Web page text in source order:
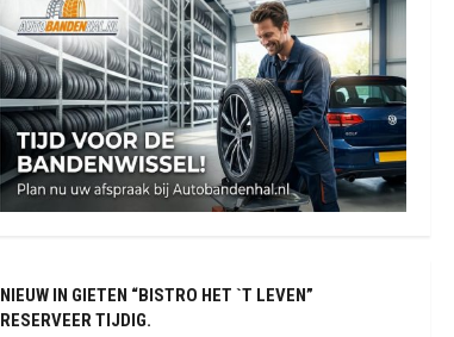
NIEUW IN GIETEN “BISTRO HET `T LEVEN”
RESERVEER TIJDIG.